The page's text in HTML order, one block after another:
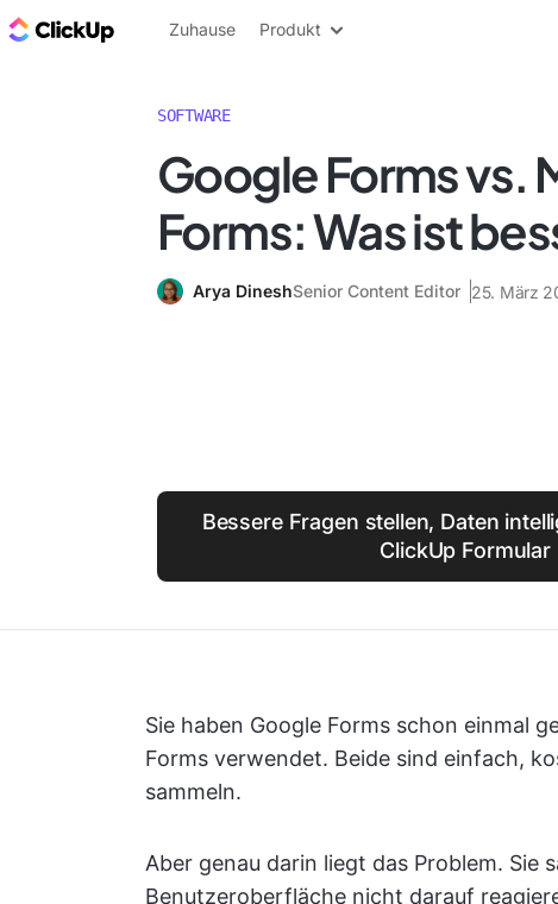
ClickUp Blog
Zuhause Produkt
SOFTWARE
Google Forms vs.
Forms: Was ist
Arya DineshSenior Content Editor 25. März
Bessere Fragen stellen, Daten
ClickUp Formular
Sie haben Google Forms schon einmal
Forms verwendet. Beide sind einfach,
sammeln.
Aber genau darin liegt das Problem. Sie
Benutzeroberfläche nicht darauf